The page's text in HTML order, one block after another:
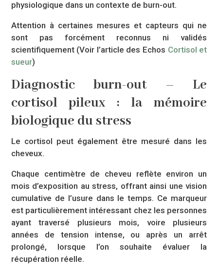
physiologique dans un contexte de burn-out.
Attention à certaines mesures et capteurs qui ne
sont pas forcément reconnus ni validés
scientifiquement (Voir l’article des Echos Cortisol et
sueur)
Diagnostic burn-out – Le
cortisol pileux : la mémoire
biologique du stress
Le cortisol peut également être mesuré dans les
cheveux.
Chaque centimètre de cheveu reflète environ un
mois d’exposition au stress, offrant ainsi une vision
cumulative de l’usure dans le temps. Ce marqueur
est particulièrement intéressant chez les personnes
ayant traversé plusieurs mois, voire plusieurs
années de tension intense, ou après un arrêt
prolongé, lorsque l’on souhaite évaluer la
récupération réelle.